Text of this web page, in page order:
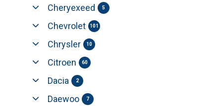
Cheryexeed 5
Chevrolet 101
Chrysler 10
Citroen 60
Dacia 2
Daewoo 7